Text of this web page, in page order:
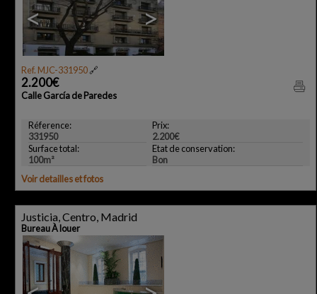
< >
Ref. MJC-331950🔗
2.200€
Calle García de Paredes
Réference:
331950
Prix:
2.200€
Surface total:
100m²
Etat de conservation:
Bon
Voir detailles et fotos
Justicia, Centro, Madrid
Bureau À louer